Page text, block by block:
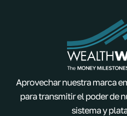
Aprovechar nuestra marca
para transmitir el poder de
sistema y